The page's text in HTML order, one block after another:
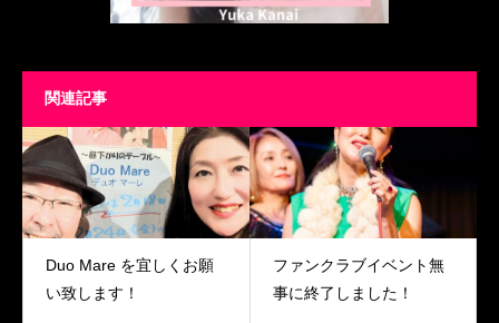
関連記事
Duo Mare を宜しくお願
い致します！
ファンクラブイベント無
事に終了しました！